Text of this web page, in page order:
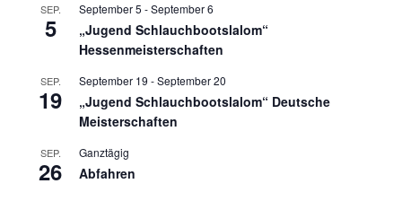
SEP.
5
September 5 -September 6
„Jugend Schlauchbootslalom“
Hessenmeisterschaften
SEP.
19
September 19 -September 20
„Jugend Schlauchbootslalom“ Deutsche
Meisterschaften
SEP.
26
Ganztägig
Abfahren